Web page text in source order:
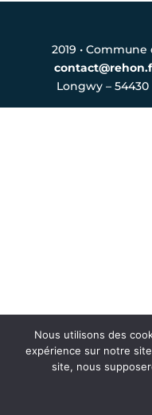
2019 • Commune
Longwy – 54430
Nous utilisons des
expérience sur notre
site, nous